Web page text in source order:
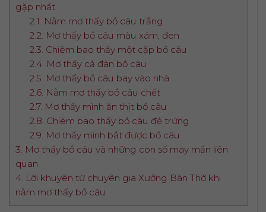
gặp nhất
2.1. Nằm mơ thấy bồ câu trắng
2.2. Mơ thấy bồ câu màu xám, đen
2.3. Chiêm bao thấy một cặp bồ câu
2.4. Mơ thấy cả đàn bồ câu
2.5. Mơ thấy bồ câu bay vào nhà
2.6. Nằm mơ thấy bồ câu chết
2.7. Mơ thấy mình ăn thịt bồ câu
2.8. Chiêm bao thấy bồ câu đẻ trứng
2.9. Mơ thấy mình bắt được bồ câu
3. Mơ thấy bồ câu và những con số may mắn liên
quan
4. Lời khuyên từ chuyên gia Xưởng Bàn Thờ khi
nằm mơ thấy bồ câu